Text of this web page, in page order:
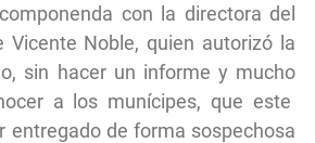
con la directora del
Vicente Noble, quien autorizó la
sin hacer un informe y mucho
a los munícipes, que este
entregado de forma sospechosa